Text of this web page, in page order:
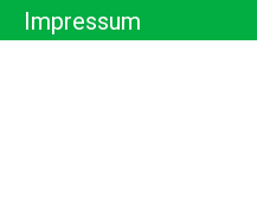
Impressum